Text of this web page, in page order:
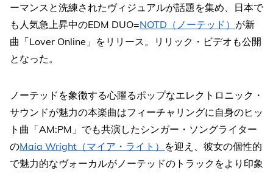
ーマンスと洗練されたヴィジュアルが話題を集め、日本で
も人気急上昇中のEDM DUO=NOTD（ノーテッド） が新
曲「Lover Online」をリリース。リリック・ビデオも公開
となった。
ノーテッドを象徴する心躍るポップなエレクトロニック・
サウンドが魅力の本楽曲はフィーチャリングに自身のヒッ
ト曲「AM:PM」でも共演したシンガー・ソングライター
のMaia Wright（マイア・ライト） を迎え、彼女の個性的
で魅力的なヴォーカルがノーテッドのトラックをより印象